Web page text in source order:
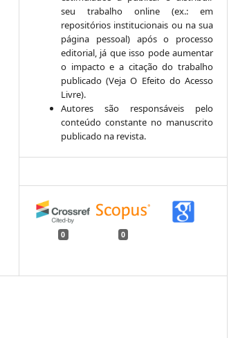
seu trabalho online (ex.: em
repositórios institucionais ou na sua
página pessoal) após o processo
editorial, já que isso pode aumentar
o impacto e a citação do trabalho
publicado (Veja O Efeito do Acesso
Livre).
Autores são responsáveis pelo
conteúdo constante no manuscrito
publicado na revista.
0 0